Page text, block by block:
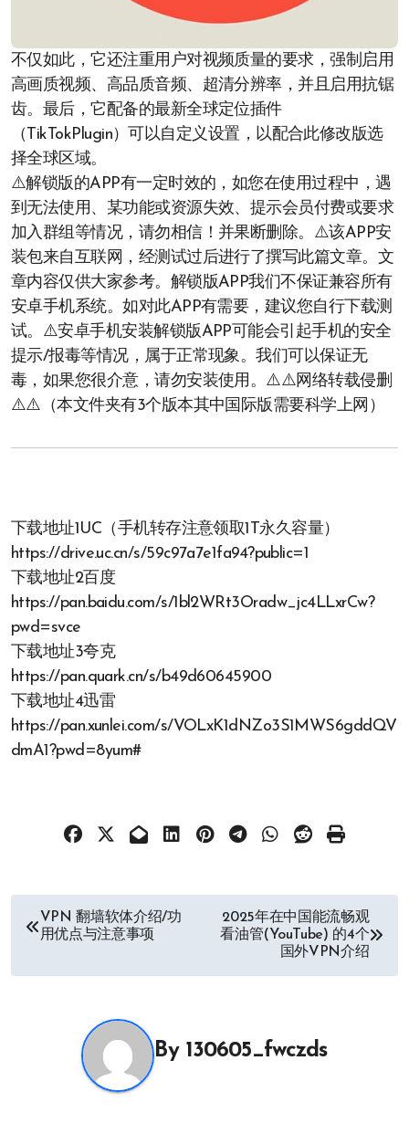
不仅如此，它还注重用户对视频质量的要求，强制启用
高画质视频、高品质音频、超清分辨率，并且启用抗锯
齿。最后，它配备的最新全球定位插件
（TikTokPlugin）可以自定义设置，以配合此修改版选
择全球区域。
⚠️解锁版的APP有一定时效的，如您在使用过程中，遇
到无法使用、某功能或资源失效、提示会员付费或要求
加入群组等情况，请勿相信！并果断删除。⚠️该APP安
装包来自互联网，经测试过后进行了撰写此篇文章。文
章内容仅供大家参考。解锁版APP我们不保证兼容所有
安卓手机系统。如对此APP有需要，建议您自行下载测
试。⚠️安卓手机安装解锁版APP可能会引起手机的安全
提示/报毒等情况，属于正常现象。我们可以保证无
毒，如果您很介意，请勿安装使用。⚠️⚠️网络转载侵删
⚠️⚠️（本文件夹有3个版本其中国际版需要科学上网）
下载地址1UC（手机转存注意领取1T永久容量）
https://drive.uc.cn/s/59c97a7e1fa94?public=1
下载地址2百度
https://pan.baidu.com/s/1bl2WRt3Oradw_jc4LLxrCw?
pwd=svce
下载地址3夸克
https://pan.quark.cn/s/b49d60645900
下载地址4迅雷
https://pan.xunlei.com/s/VOLxK1dNZo3S1MWS6gddQV
dmA1?pwd=8yum#
文VPN 翻墙软体介绍/功
用优点与注意事项
2025年在中国能流畅观
看油管(YouTube) 的4个
国外VPN介绍
By 130605_fwczds